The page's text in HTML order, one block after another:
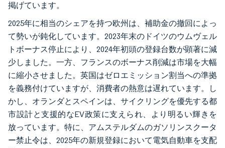
掲げています。
2025年に相当のシェアを持つ欧州は、補助金の撤回によっ
て勢いが鈍化しています。2023年末のドイツのウムヴェル
トボーナス停止により、2024年初頭の登録台数が顕著に減
少しました。一方、フランスのボーナス削減は市場を大幅
に縮小させました。英国はゼロエミッション割当への準拠
を義務付けていますが、消費者の熱意は遅れています。し
かし、オランダとスペインは、サイクリングを優先する都
市設計と支援的なEV政策に支えられ、より明るい輝きを
放っています。特に、アムステルダムのガソリンスクータ
ー禁止令は、2025年の新規登録において電気自動車を支配